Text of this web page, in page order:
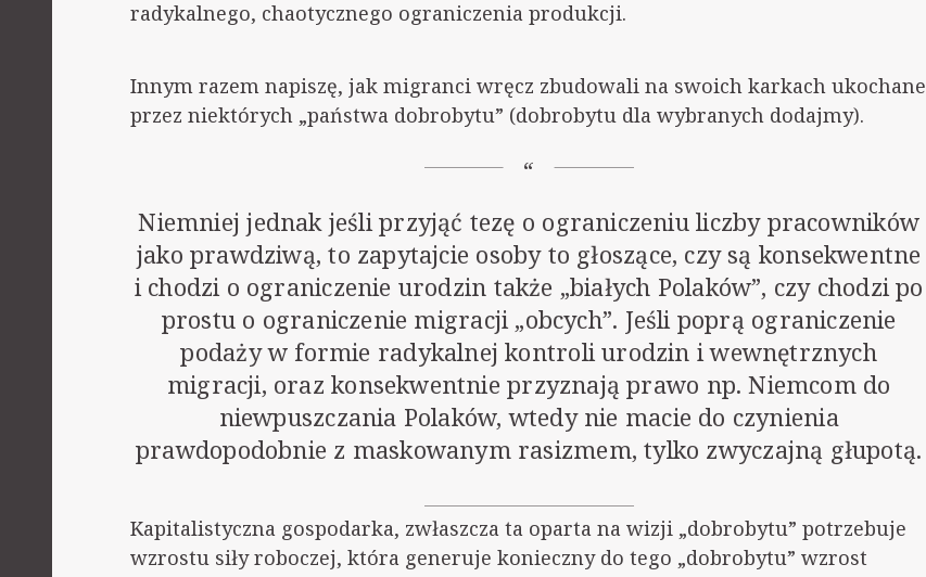
radykalnego, chaotycznego ograniczenia produkcji.
Innym razem napiszę, jak migranci wręcz zbudowali na swoich karkach ukochane
przez niektórych „państwa dobrobytu” (dobrobytu dla wybranych dodajmy).
Niemniej jednak jeśli przyjąć tezę o ograniczeniu liczby pracowników
jako prawdziwą, to zapytajcie osoby to głoszące, czy są konsekwentne
i chodzi o ograniczenie urodzin także „białych Polaków”, czy chodzi po
prostu o ograniczenie migracji „obcych”. Jeśli poprą ograniczenie
podaży w formie radykalnej kontroli urodzin i wewnętrznych
migracji, oraz konsekwentnie przyznają prawo np. Niemcom do
niewpuszczania Polaków, wtedy nie macie do czynienia
prawdopodobnie z maskowanym rasizmem, tylko zwyczajną głupotą.
Kapitalistyczna gospodarka, zwłaszcza ta oparta na wizji „dobrobytu” potrzebuje
wzrostu siły roboczej, która generuje konieczny do tego „dobrobytu” wzrost